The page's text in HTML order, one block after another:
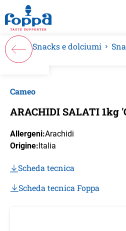
principale
Snacks e dolciumi
Cameo
ARACHIDI SALATI 1kg
Allergeni:Arachidi
Origine:Italia
Scheda tecnica
Scheda tecnica Foppa